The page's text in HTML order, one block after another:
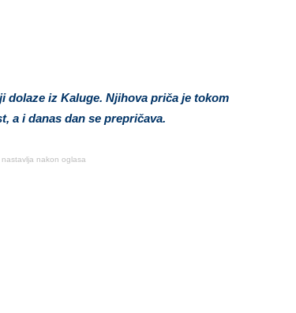
dolaze iz Kaluge. Njihova priča je tokom
a i danas dan se prepričava.
nastavlja nakon oglasa